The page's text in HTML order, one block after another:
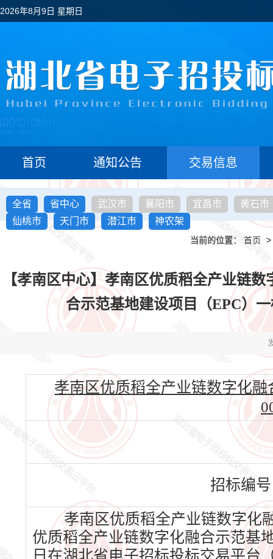
2026年8月9日 星期日
首页 通知公告 交易信息
全省 省中心 武汉市 襄阳市 宜昌市
黄石市
仙桃市
天门市 潜江市 神农架
当前的位置： 首页 >
【孝南区中心】孝南区优质稻全产业链
合示范基地建设项目（EPC）
孝南区优质稻全产业链数字化融
招标编
孝南区优质稻全产业链数字化
优质稻全产业链数字化融合示范基
日在湖北省电子招标投标交易平台